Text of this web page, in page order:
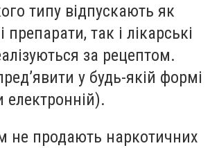
типу відпускають як
препарати, так і лікарські
за рецептом.
у будь-якій формі
електронній).
не продають наркотичних